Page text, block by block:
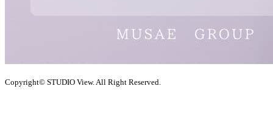
Copyright© STUDIO View. All Right Reserved.